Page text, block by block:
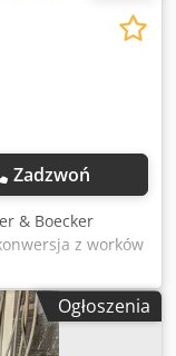
Zadzwoń
& Boecker
z worków
Siemens S7
części
worków: wapno
Dcedpov Sz
Ogłoszenia